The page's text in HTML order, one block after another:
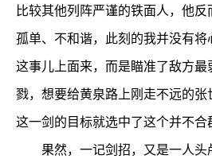
比较其他列阵严谨的铁面人，他
孤单、不和谐，此刻的我并没有
这事儿上面来，而是瞄准了敌方
戮，想要给黄泉路上刚走不远的
这一剑的目标就选中了这个并不合
果然，一记剑招，又是一人头